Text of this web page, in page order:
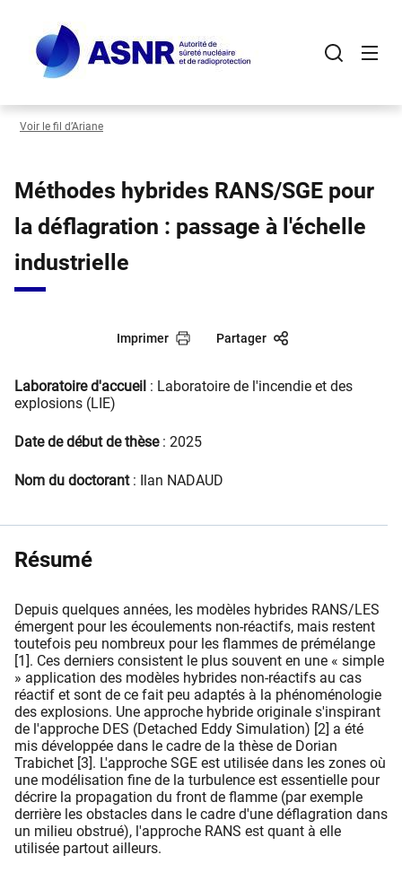
contenu
principal
Voir le fil d’Ariane
Méthodes hybrides RANS/SGE pour
la déflagration : passage à l'échelle
industrielle
Imprimer Partager
Laboratoire d'accueil : Laboratoire de l'incendie et des
explosions (LIE)
Date de début de thèse: ​2025
Nom du doctorant: Ilan NADAUD
Résumé
Depuis quelques années, les modèles hybrides RANS/LES
émergent pour les écoulements non-réactifs, mais restent
toutefois peu nombreux pour les flammes de prémélange
[1]. Ces derniers consistent le plus souvent en une « simple
» application des modèles hybrides non-réactifs au cas
réactif et sont de ce fait peu adaptés à la phénoménologie
des explosions. Une approche hybride originale s'inspirant
de l'approche DES (Detached Eddy Simulation) [2] a été
mis développée dans le cadre de la thèse de Dorian
Trabichet [3]. L'approche SGE est utilisée dans les zones où
une modélisation fine de la turbulence est essentielle pour
décrire la propagation du front de flamme (par exemple
derrière les obstacles dans le cadre d'une déflagration dans
un milieu obstrué), l'approche RANS est quant à elle
utilisée partout ailleurs.